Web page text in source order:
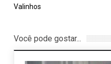
Valinhos
Você pode gostar...